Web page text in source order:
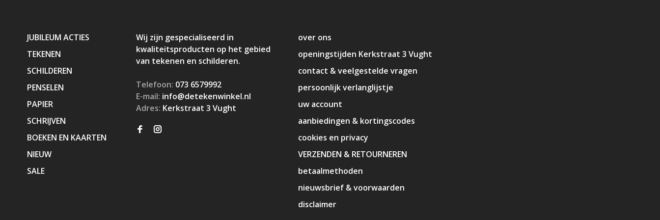
JUBILEUM ACTIES
TEKENEN
SCHILDEREN
PENSELEN
PAPIER
SCHRIJVEN
BOEKEN EN KAARTEN
NIEUW
SALE
Wij zijn gespecialiseerd in
kwaliteitsproducten op het gebied
van tekenen en schilderen.
Telefoon: 073 6579992
E-mail: info@detekenwinkel.nl
Adres: Kerkstraat 3 Vught
over ons
openingstijden Kerkstraat 3 Vught
contact & veelgestelde vragen
persoonlijk verlanglijstje
uw account
aanbiedingen & kortingscodes
cookies en privacy
VERZENDEN & RETOURNEREN
betaalmethoden
nieuwsbrief & voorwaarden
disclaimer